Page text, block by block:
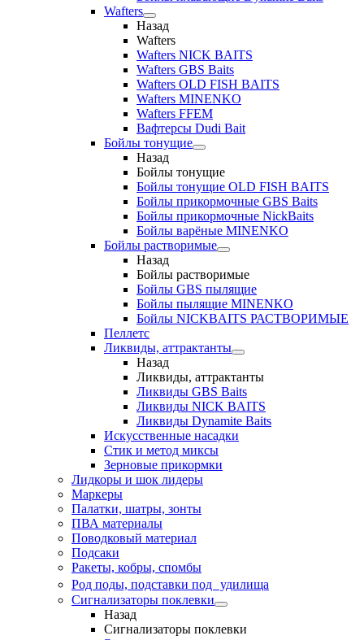
Wafters
Назад
Wafters
Wafters NICK BAITS
Wafters GBS Baits
Wafters OLD FISH BAITS
Wafters MINENKO
Wafters FFEM
Вафтерсы Dudi Bait
Бойлы тонущие
Назад
Бойлы тонущие
Бойлы тонущие OLD FISH BAITS
Бойлы прикормочные GBS Baits
Бойлы прикормочные NickBaits
Бойлы варёные MINENKO
Бойлы растворимые
Назад
Бойлы растворимые
Бойлы GBS пылящие
Бойлы пылящие MINENKO
Бойлы NICKBAITS РАСТВОРИМЫЕ
Пеллетс
Ликвиды, аттрактанты
Назад
Ликвиды, аттрактанты
Ликвиды GBS Baits
Ликвиды NICK BAITS
Ликвиды Dynamite Baits
Искусственные насадки
Стик и метод миксы
Зерновые прикормки
Лидкоры и шок лидеры
Маркеры
Палатки, шатры, зонты
ПВА материалы
Поводковый материал
Подсаки
Ракеты, кобры, спомбы
Род поды, подставки под удилища
Сигнализаторы поклевки
Назад
Сигнализаторы поклевки